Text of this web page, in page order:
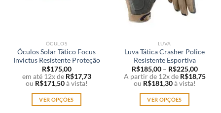
ÓCULOS
Óculos Solar Tático Focus
Invictus Resistente Proteção
R$175,00
em até 12x de R$17,73
ou R$171,50 à vista!
VER OPÇÕES
LUVA
Luva Tática Crasher Police
Resistente Esportiva
R$185,00– R$225,00
A partir de 12x de R$18,75
ou R$181,30 à vista!
VER OPÇÕES